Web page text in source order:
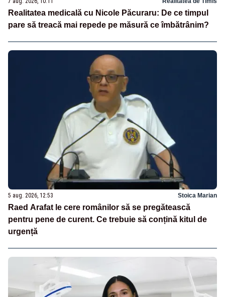
Realitatea medicală cu Nicole Păcuraru: De ce timpul
pare să treacă mai repede pe măsură ce îmbătrânim?
5 aug. 2026, 12:53 Stoica Marian
Raed Arafat le cere românilor să se pregătească
pentru pene de curent. Ce trebuie să conțină kitul de
urgență